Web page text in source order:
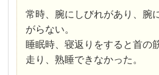
常時、腕にしびれがあり、腕
がらない。
睡眠時、寝返りをすると首の
走り、熟睡できなかった。